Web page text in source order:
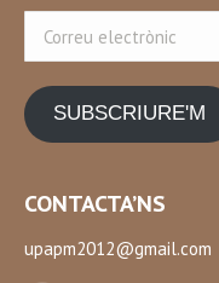
electrònic
SUBSCRIURE'M
CONTACTA’NS
upapm2012@gmail.com